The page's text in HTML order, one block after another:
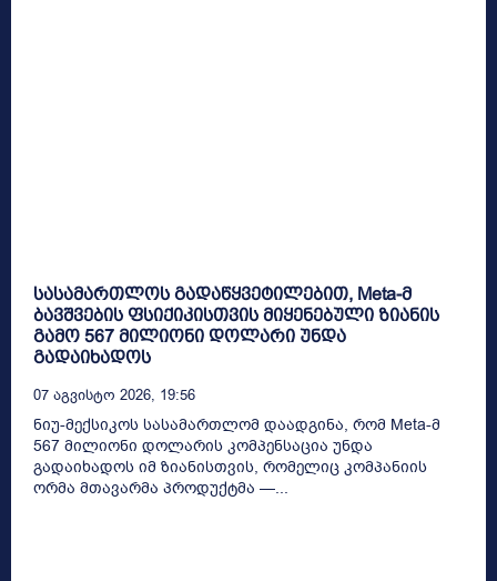
სასამართლოს გადაწყვეტილებით, Meta-მ
ბავშვების ფსიქიკისთვის მიყენებული ზიანის
გამო 567 მილიონი დოლარი უნდა
გადაიხადოს
07 Აგვისტო 2026, 19:56
ნიუ-მექსიკოს სასამართლომ დაადგინა, რომ Meta-მ
567 მილიონი დოლარის კომპენსაცია უნდა
გადაიხადოს იმ ზიანისთვის, რომელიც კომპანიის
ორმა მთავარმა პროდუქტმა —...